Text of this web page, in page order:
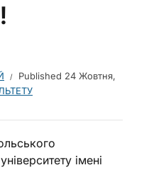
Published 24 Жовтня,
імені